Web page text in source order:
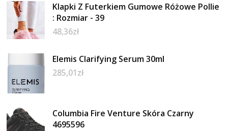
Klapki Z Futerkiem Gumowe Różowe Pollie
: Rozmiar - 39
48,36zł
Elemis Clarifying Serum 30ml
285,01zł
Columbia Fire Venture Skóra Czarny
4695596